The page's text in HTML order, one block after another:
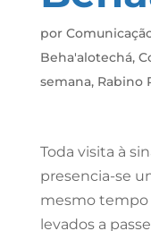
por
Beha'alotechá,
semana, Rabino
Toda visita à
presencia-se
mesmo tempo
levados a